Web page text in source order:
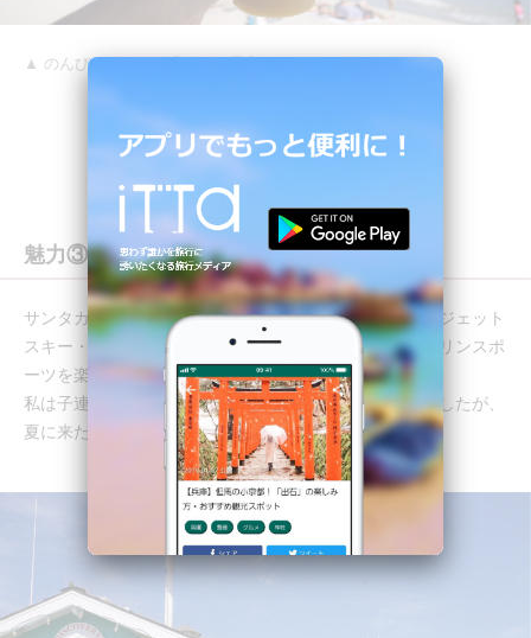
▲ のんびりビーチで過ごすの最高～！
魅力③ マリンスポーツを楽しむ
サンタカタリナ島では、釣り・スキューバダイビング・ジェット
スキー・パラセーリング・パドルボーディングなどのマリンスポ
ーツを楽しむことが出来ます。
私は子連れだったので、マリンスポーツは出来ませんでしたが、
夏に来たらマリンスポーツをするのも楽しそうです。